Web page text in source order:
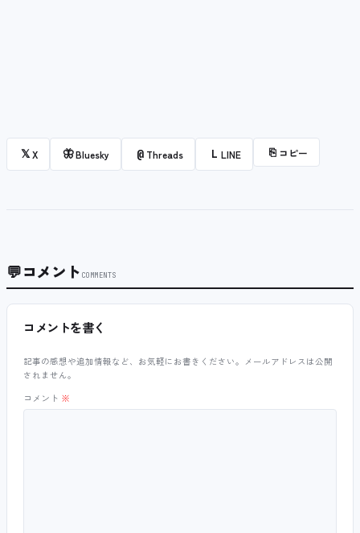
𝕏X 🦋Bluesky @ Threads L LINE ⎘ コピー
💬コメント COMMENTS
コメントを書く
記事の感想や追加情報など、お気軽にお書きください。メールアドレスは公開
されません。
コメント ※